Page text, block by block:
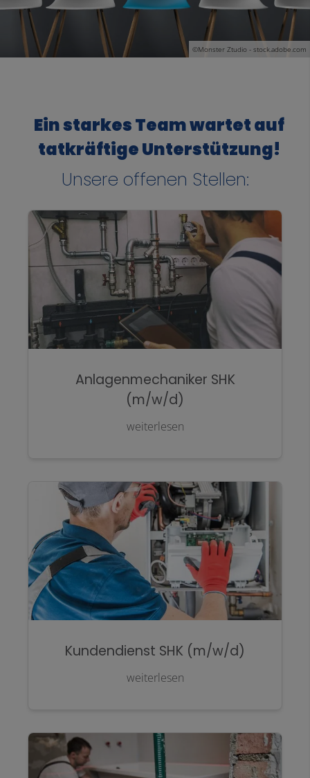
©Monster Ztudio - stock.adobe.com
Ein starkes Team wartet auf
tatkräftige Unterstützung!
Unsere offenen Stellen:
Anlagenmechaniker SHK
(m/w/d)
weiterlesen
Kundendienst SHK (m/w/d)
weiterlesen